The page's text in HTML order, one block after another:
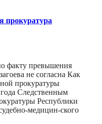
прокуратура
факту превышения
не согласна Как
прокуратуры
Следственным
Республики
медицин-ского